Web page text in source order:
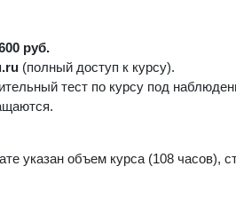
руб.
(полный доступ к курсу).
тест по курсу под
указан объем курса (108 часов),